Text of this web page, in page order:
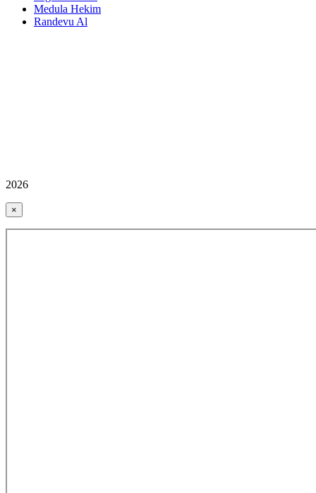
Medula Hekim
Randevu Al
2026
×